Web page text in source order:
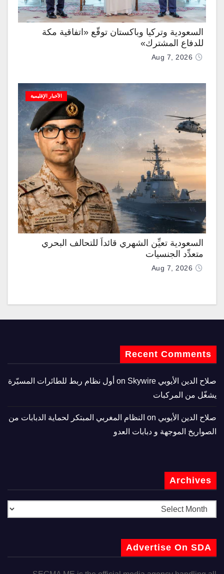
السعودية وتركيا وباكستان توقّع «اتفاقية مكة
للدفاع المشترك»
Aug 7, 2026
الأخبار الإقليمية
السعودية تعيِّن الشهري قائداً للتحالف البحري
متعدِّد الجنسيات
Aug 7, 2026
Recent Comments
صلاح الدين الأيوبي
Skywire أول نظام ربط للطائرات المسيّرة
يشغّل من المركبات
صلاح الدين الأيوبي
النظام المغربي المبتكر لحماية الدبابات من
الصواريخ الموجهة و دبابات العدو
Archives
Advertise On SDA